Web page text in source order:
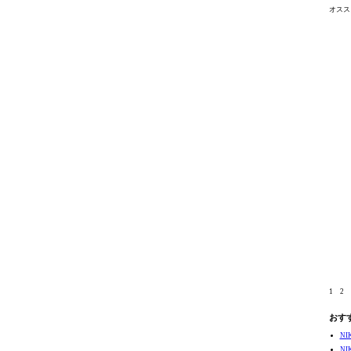
オス
1 2
おす